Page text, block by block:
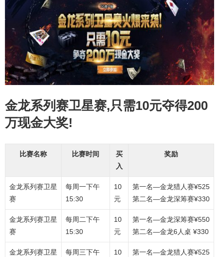
金龙系列赛卫星赛,只需10元夺得200
万现金大奖!
比赛名称 比赛时间
买
入
奖励
金龙系列赛卫星
赛
每周一下午
15:30
10
元
第一名—金龙猎人赛¥525
第二名—金龙深筹赛¥330
金龙系列赛卫星
赛
每周二下午
15:30
10
元
第一名—金龙深筹赛¥550
第二名—金龙6人桌 ¥330
金龙系列赛卫星
每周三下午
10
第一名—金龙猎人赛¥525